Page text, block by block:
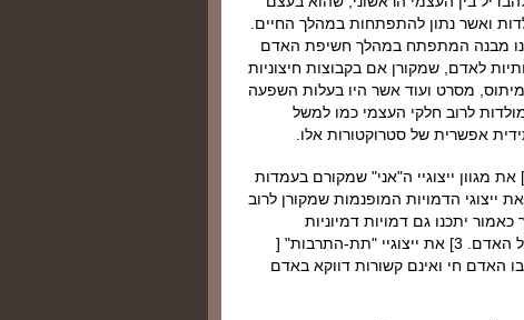
ואשר נתון להתפתחות במהלך החיים.
מבנה המתפתח במהלך חשיפת האדם
לאדם, שמקורן אם בקבוצות חיצוניות
מסרט ועוד אשר היו בעלות השפעה
לרוב חלקי העצמי כמו למשל
אפשרית של סטרוקטורות אלו.
ה"עצמיים המשניים" הנכללים ב"עצמי החברתי" כוללים 1] את מגוון ייצוגיי ה"אני" שמקורם בעמדות
כלפי העצמי וייצוגיו בתקופות שונות של החיים 2] את ייצוגי הדמויות המופנמות שמקורן לרוב
יתכנו גם דמויות דמיוניות
המיוצגות בספרים סרטים וכו' שהיו בעלי השפעה ניכרת על האדם. 3] את ייצוגיי "תת-התרבות" [
האדם חי ואינם קשורות דווקא באדם